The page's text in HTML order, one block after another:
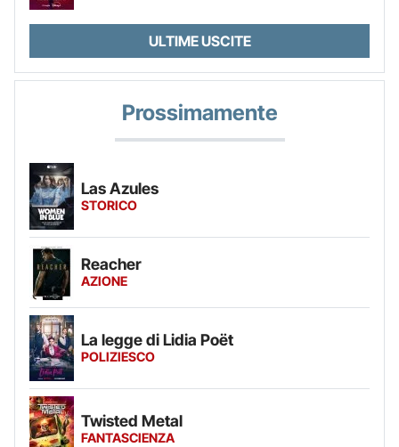
ULTIME USCITE
Prossimamente
Las Azules
STORICO
Reacher
AZIONE
La legge di Lidia Poët
POLIZIESCO
Twisted Metal
FANTASCIENZA